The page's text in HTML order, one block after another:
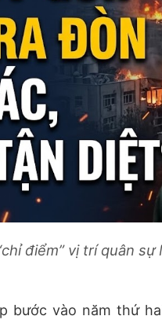
điểm” vị trí quân
bước vào năm thứ